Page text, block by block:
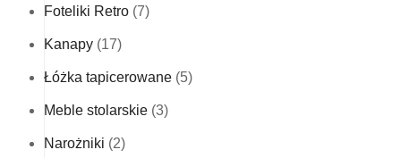
Foteliki Retro (7)
Kanapy (17)
Łóżka tapicerowane (5)
Meble stolarskie (3)
Narożniki (2)